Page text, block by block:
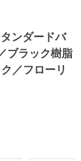
ンダードバ
ブラック樹脂
／フローリ